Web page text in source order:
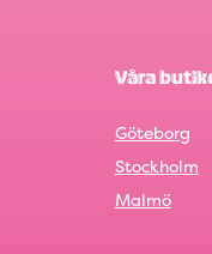
Våra
Göteborg
Stockholm
Malmö